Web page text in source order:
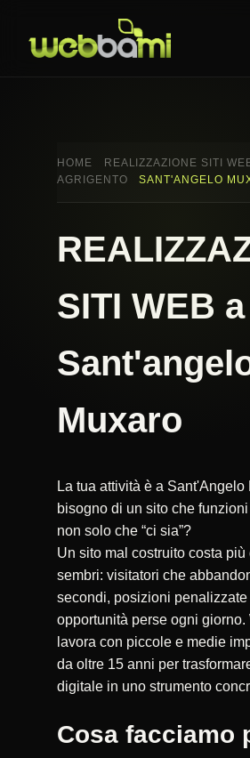
HOME REALIZZAZIONE SITI
AGRIGENTO
SANT'ANGELO
SITI WEB a
Muxaro
La tua attività è a Sant'Angelo
bisogno di un sito che
non solo che “ci sia”?
Un sito mal costruito costa più
sembri: visitatori che
secondi, posizioni penalizzate
opportunità perse ogni giorno.
lavora con piccole e medie
da oltre 15 anni per
digitale in uno strumento
Cosa facciamo